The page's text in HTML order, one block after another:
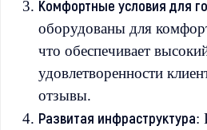
Комфортные условия для
оборудованы для
что обеспечивает
удовлетворенности
отзывы.
Развитая инфраструктура: